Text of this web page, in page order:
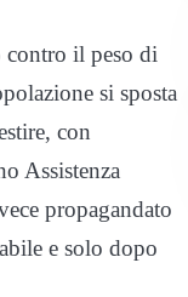
contro il peso di
si sposta
con
Assistenza
propagandato
e solo dopo